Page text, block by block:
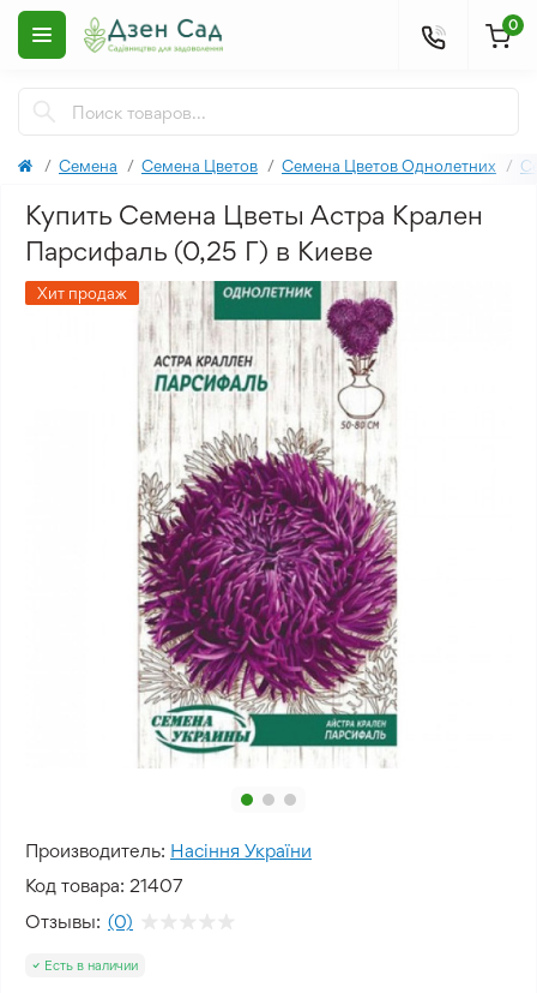
0
Семена Семена Цветов Семена Цветов Однолетних
Купить Семена Цветы Астра Крален
Парсифаль (0,25 Г) в Киеве
Хит продаж
Производитель: Насіння України
Код товара: 21407
Отзывы: (0)
Есть в наличии